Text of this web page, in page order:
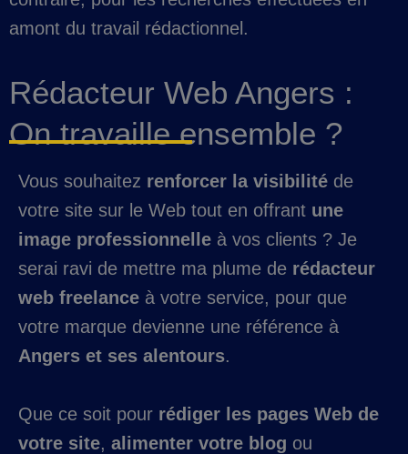
amont du travail rédactionnel.
Rédacteur Web Angers :
On travaille ensemble ?
Vous souhaitez renforcer la visibilité de
votre site sur le Web tout en offrant une
image professionnelle à vos clients ? Je
serai ravi de mettre ma plume de rédacteur
web freelance à votre service, pour que
votre marque devienne une référence à
Angers et ses alentours.
Que ce soit pour rédiger les pages Web de
votre site, alimenter votre blog ou